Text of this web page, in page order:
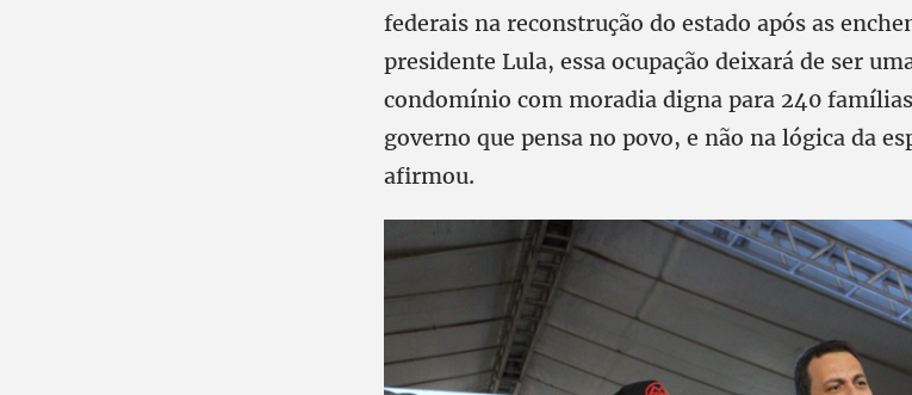
federais na reconstrução do estado após as
presidente Lula, essa ocupação deixará de ser
condomínio com moradia digna para 240
governo que pensa no povo, e não na lógica da
afirmou.